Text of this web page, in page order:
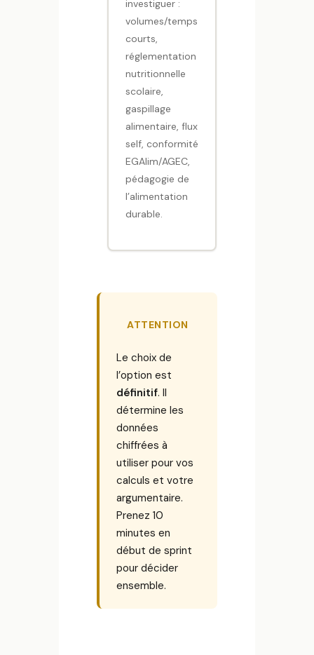
investiguer :
volumes/temps
courts,
réglementation
nutritionnelle
scolaire,
gaspillage
alimentaire, flux
self, conformité
EGAlim/AGEC,
pédagogie de
l’alimentation
durable.
ATTENTION
Le choix de
l’option est
définitif. Il
détermine les
données
chiffrées à
utiliser pour vos
calculs et votre
argumentaire.
Prenez 10
minutes en
début de sprint
pour décider
ensemble.